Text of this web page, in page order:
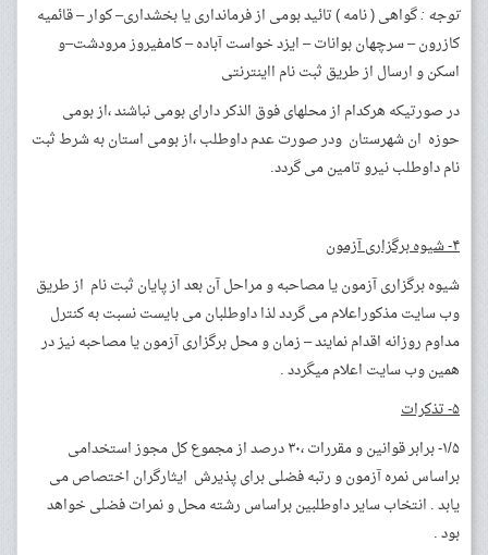
توجه :گواهی ( نامه ) تائید بومی از فرمانداری یا بخشداری– کوار – قائمیه
کازرون – سرچهان بوانات – ایزد خواست آباده – کامفیروز مرودشت–و
اسکن و ارسال از طریق ثبت نام ااینترنتی
در صورتیکه هرکدام از محلهای فوق الذکر دارای بومی نباشند ،از بومی
حوزه ان شهرستان ودر صورت عدم داوطلب ،از بومی استان به شرط ثبت
نام داوطلب نیرو تامین می گردد.
۴- شیوه برگزاری آزمون
شیوه برگزاری آزمون یا مصاحبه و مراحل آن بعد از پایان ثبت نام از طریق
وب سایت مذکوراعلام می گردد لذا داوطلبان می بایست نسبت به کنترل
مداوم روزانه اقدام نمایند – زمان و محل برگزاری آزمون یا مصاحبه نیز در
همین وب سایت اعلام میگردد .
۵- تذکرات
۱/۵- برابر قوانین و مقررات ،۳۰ درصد از مجموع کل مجوز استخدامی
براساس نمره آزمون و رتبه فضلی برای پذیرش ایثارگران اختصاص می
یابد . انتخاب سایر داوطلبین براساس رشته محل و نمرات فضلی خواهد
بود .